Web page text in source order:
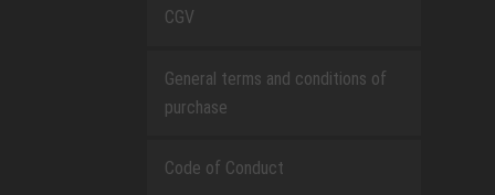
CGV
General terms and conditions of
purchase
Code of Conduct